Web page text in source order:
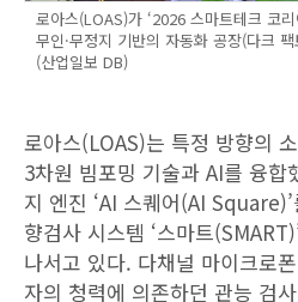
로아스(LOAS)가 ‘2026 스마트테크 코
무인·무정지 기반의 자동화 공장(다크
(산업일보 DB)
로아스(LOAS)는 특정 방향의
3차원 빔포밍 기술과 AI를 융
지 엔진 ‘AI 스퀘어(AI
향검사 시스템 ‘스마트
나서고 있다. 다채널 마이크로
자의 청력에 의존하던 관능 검